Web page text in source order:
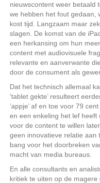
nieuwscontent weer betaald
we hebben het fout gedaan,
kost tijd. Langzaam maar
slagen. De komst van de
een herkansing om hun
content met audiovisuele
relevante en aanverwante
door de consument als
Dat het technisch allemaal
’tablet gekte’ resulteert
‘appje’ af en toe voor 79
en een enkeling het lef
voor de content te willen
geen innovatieve relatie aan
bang voor het doorbreken
macht van media bureaus.
En alle consultants en
kritiek te uiten op de magere